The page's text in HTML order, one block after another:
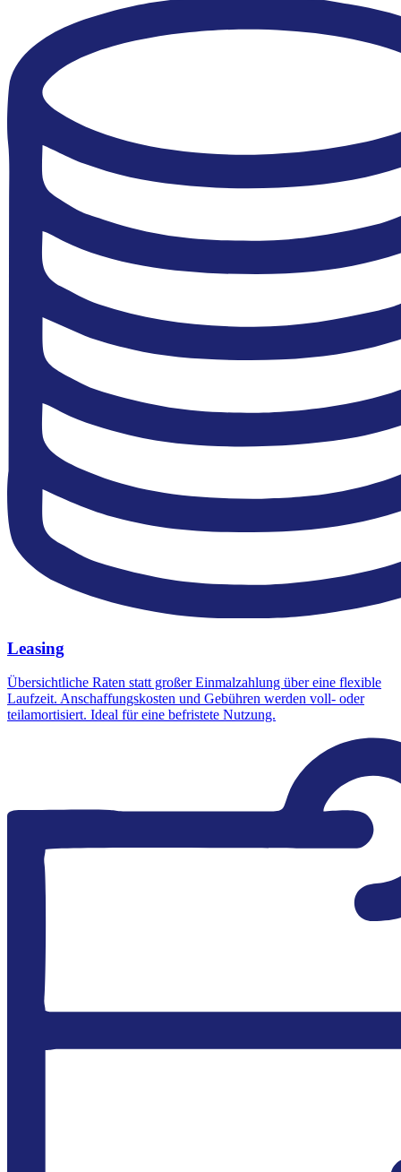
Leasing
Übersichtliche Raten statt großer Einmalzahlung über eine flexible
Laufzeit. Anschaffungskosten und Gebühren werden voll- oder
teilamortisiert. Ideal für eine befristete Nutzung.